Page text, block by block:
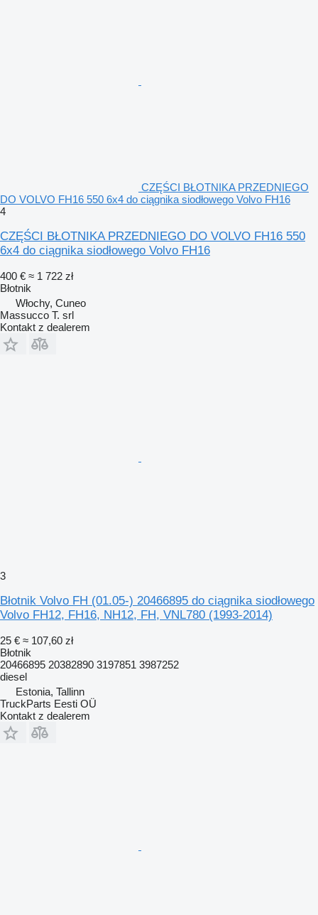
CZĘŚCI BŁOTNIKA PRZEDNIEGO
DO VOLVO FH16 550 6x4 do ciągnika siodłowego Volvo FH16
4
CZĘŚCI BŁOTNIKA PRZEDNIEGO DO VOLVO FH16 550
6x4 do ciągnika siodłowego Volvo FH16
400 € ≈ 1 722 zł
Błotnik
Włochy, Cuneo
Massucco T. srl
Kontakt z dealerem
3
Błotnik Volvo FH (01.05-) 20466895 do ciągnika siodłowego
Volvo FH12, FH16, NH12, FH, VNL780 (1993-2014)
25 € ≈ 107,60 zł
Błotnik
20466895 20382890 3197851 3987252
diesel
Estonia, Tallinn
TruckParts Eesti OÜ
Kontakt z dealerem